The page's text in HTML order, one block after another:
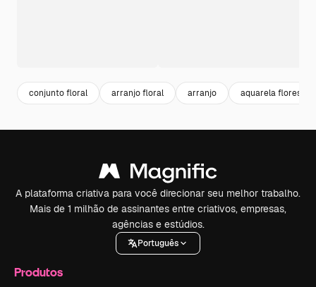
conjunto floral arranjo floral arranjo aquarela flores
A plataforma criativa para você direcionar seu melhor trabalho.
Mais de 1 milhão de assinantes entre criativos, empresas,
agências e estúdios.
Português
Produtos